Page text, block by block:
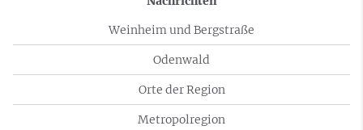
Weinheim und Bergstraße
Odenwald
Orte der Region
Metropolregion